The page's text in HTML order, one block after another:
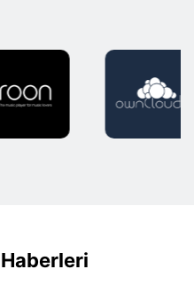
Haberleri